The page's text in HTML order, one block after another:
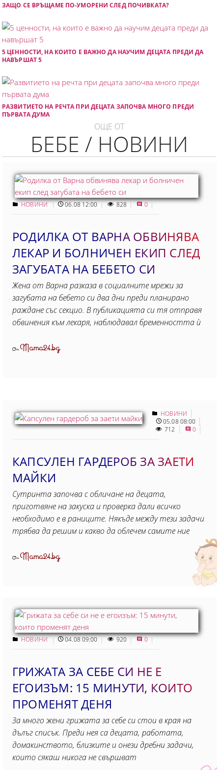
ЗАЩО СЕ ВРЪЩАМЕ ПО-УМОРЕНИ СЛЕД ПОЧИВКАТА?
5 ЦЕННОСТИ, НА КОИТО Е ВАЖНО ДА НАУЧИМ ДЕЦАТА ПРЕДИ ДА
НАВЪРШАТ 5
РАЗВИТИЕТО НА РЕЧТА ПРИ ДЕЦАТА ЗАПОЧВА МНОГО ПРЕДИ
ПЪРВАТА ДУМА
ОЩЕ ОТ
БЕБЕ / НОВИНИ
НОВИНИ 06.08 12:00 828 0
РОДИЛКА ОТ ВАРНА ОБВИНЯВА
ЛЕКАР И БОЛНИЧЕН ЕКИП СЛЕД
ЗАГУБАТА НА БЕБЕТО СИ
Жена от Варна разказа в социалните мрежи за
загубата на бебето си два дни преди планирано
раждане със секцио. В публикацията си тя отправя
обвинения към лекаря, наблюдавал бременността ѝ
ОтMama24.bg
НОВИНИ
05.08 08:00
712
0
КАПСУЛЕН ГАРДЕРОБ ЗА ЗАЕТИ
МАЙКИ
Сутринта започва с обличане на децата,
приготвяне на закуска и проверка дали всичко
необходимо е в раниците. Някъде между тези задачи
трябва да решим и какво да облечем самите ние
ОтMama24.bg
НОВИНИ 04.08 09:00 920 0
ГРИЖАТА ЗА СЕБЕ СИ НЕ Е
ЕГОИЗЪМ: 15 МИНУТИ, КОИТO
ПРОМЕНЯТ ДЕНЯ
За много жени грижата за себе си стои в края на
дълъг списък. Преди нея са децата, работата,
домакинството, близките и онези дребни задачи,
които сякаш никога не свършват